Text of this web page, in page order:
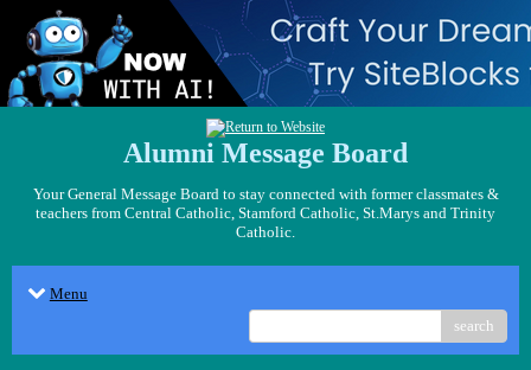
Alumni Message Board
Your General Message Board to stay connected with former classmates &
teachers from Central Catholic, Stamford Catholic, St.Marys and Trinity
Catholic.
Menu
search